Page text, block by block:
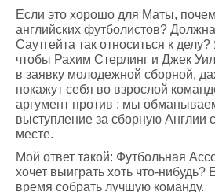
Если это хорошо для Маты,
английских футболистов?
Саутгейта так относиться к
чтобы Рахим Стерлинг и Джек
в заявку молодежной сборной,
покажут себя во взрослой
аргумент против : мы
выступление за сборную Англии
месте.
Мой ответ такой: Футбольная
хочет выиграть хоть что-нибудь?
время собрать лучшую команду.